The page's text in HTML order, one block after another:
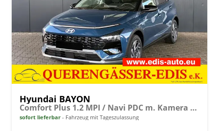
Hyundai BAYON
Comfort Plus 1.2 MPI / Navi PDC m. Kamera Klimaautom./ LED Sitz & Lenkr.Heiz/ Alu16
sofort lieferbar Fahrzeug mit Tageszulassung